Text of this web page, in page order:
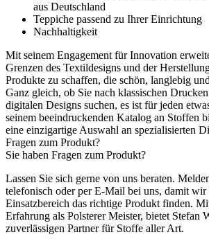
aus Deutschland
Teppiche passend zu Ihrer Einrichtung
Nachhaltigkeit
Mit seinem Engagement für Innovation
Grenzen des Textildesigns und der
Produkte zu schaffen, die schön, langlebig
Ganz gleich, ob Sie nach klassischen
digitalen Designs suchen, es ist für jeden
seinem beeindruckenden Katalog an Stoffen
eine einzigartige Auswahl an spezialisierten
Fragen zum Produkt?
Sie haben Fragen zum Produkt?
Lassen Sie sich gerne von uns beraten.
telefonisch oder per E-Mail bei uns, damit wir
Einsatzbereich das richtige Produkt finden.
Erfahrung als Polsterer Meister, bietet Stefan
zuverlässigen Partner für Stoffe aller Art.